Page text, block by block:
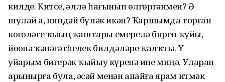
килде. Китсе, әллә һағынып өлгөргәнмен? Ә
шулай ҙа, ниндәй бүләк икән? Ҡаршымда торған
көҙгөләге ҡыҙҙың ҡаштары емерелә биреп ҡуйҙы,
йөҙөнә ҡәнәғәтһеҙлек билдәләре ҡалҡты. Үҙ
уйҙарым бигерәк ҡыйыу күренә ине миңә. Уларҙан
арынырға була, әсәй менән апайға ярҙам итмәк